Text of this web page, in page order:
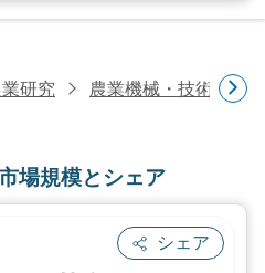
業研究 農業機械・技術研究
場規模とシェア
シェア